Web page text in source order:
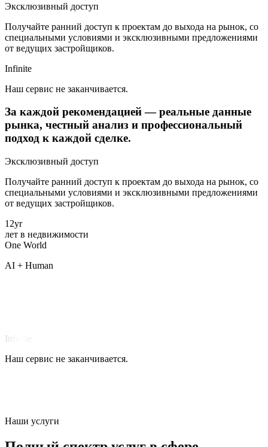
Эксклюзивный доступ
Получайте ранний доступ к проектам до выхода на рынок, со
специальными условиями и эксклюзивными предложениями
от ведущих застройщиков.
Infinite
Наш сервис не заканчивается.
За каждой рекомендацией —реальные данные
рынка, честный анализ и профессиональный
подход к каждой сделке.
Эксклюзивный доступ
Получайте ранний доступ к проектам до выхода на рынок, со
специальными условиями и эксклюзивными предложениями
от ведущих застройщиков.
12yr
лет в недвижимости
One World
AI + Human
Infinite
Наш сервис не заканчивается.
Наши услуги